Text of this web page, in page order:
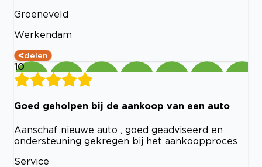
Groeneveld
Werkendam
delen
10
Goed geholpen bij de aankoop van een auto
Aanschaf nieuwe auto , goed geadviseerd en
ondersteuning gekregen bij het aankoopproces
Service